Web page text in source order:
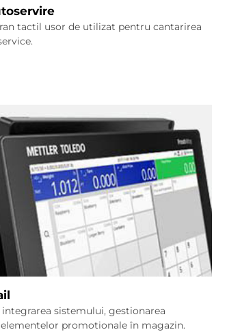
tactil usor de utilizat pentru cantarirea
sistemului, gestionarea
promotionale în magazin.